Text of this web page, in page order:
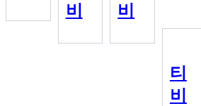
비
비
티
비